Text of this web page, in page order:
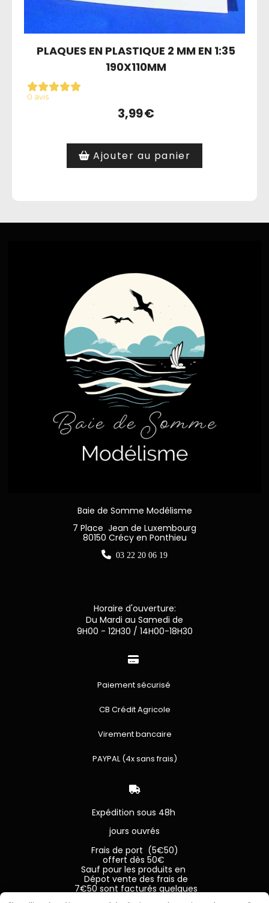
PLAQUES EN PLASTIQUE 2 MM EN 1:35
190X110MM
0 avis
3,99€
Ajouter au panier
Baie de Somme Modélisme
7 Place Jean de Luxembourg
80150 Crécy en Ponthieu
 03 22 20 06 19
Horaire d'ouverture:
Du Mardi au Samedi de
9H00 - 12H30 / 14H00-18H30

Paiement sécurisé
CB Crédit Agricole
Virement bancaire
PAYPAL (4x sans frais)

Expédition sous 48h
jours ouvrés
Frais de port (5€50)
offert dès 50€
Sauf pour les produits en
Dépot vente des frais de
7€50 sont facturés quelques